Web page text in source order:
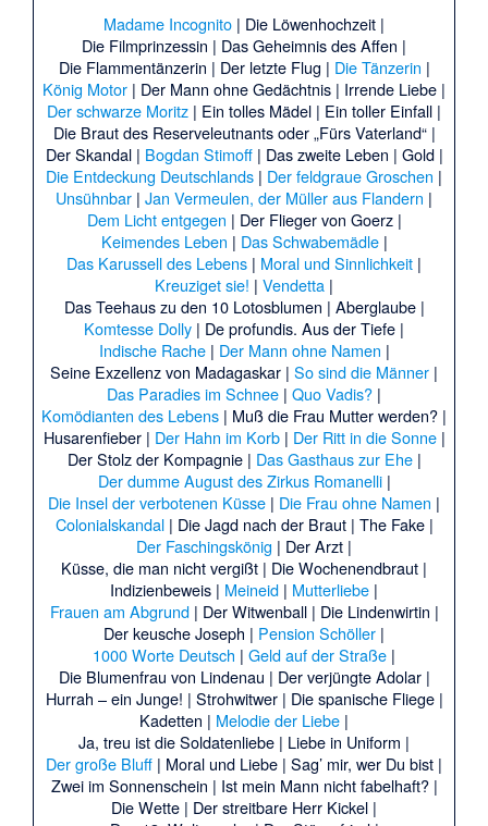
Madame Incognito | Die Löwenhochzeit |
Die Filmprinzessin | Das Geheimnis des Affen |
Die Flammentänzerin | Der letzte Flug | Die Tänzerin |
König Motor | Der Mann ohne Gedächtnis | Irrende Liebe |
Der schwarze Moritz | Ein tolles Mädel | Ein toller Einfall |
Die Braut des Reserveleutnants oder „Fürs Vaterland“|
Der Skandal| Bogdan Stimoff| Das zweite Leben | Gold|
Die Entdeckung Deutschlands | Der feldgraue Groschen |
Unsühnbar | Jan Vermeulen, der Müller aus Flandern |
Dem Licht entgegen | Der Flieger von Goerz|
Keimendes Leben | Das Schwabemädle|
Das Karussell des Lebens | Moral und Sinnlichkeit |
Kreuziget sie! | Vendetta |
Das Teehaus zu den 10 Lotosblumen | Aberglaube|
Komtesse Dolly | De profundis. Aus der Tiefe |
Indische Rache| Der Mann ohne Namen |
Seine Exzellenz von Madagaskar | So sind die Männer |
Das Paradies im Schnee | Quo Vadis? |
Komödianten des Lebens | Muß die Frau Mutter werden? |
Husarenfieber| Der Hahn im Korb| Der Ritt in die Sonne|
Der Stolz der Kompagnie| Das Gasthaus zur Ehe|
Der dumme August des Zirkus Romanelli|
Die Insel der verbotenen Küsse | Die Frau ohne Namen |
Colonialskandal| Die Jagd nach der Braut| The Fake|
Der Faschingskönig | Der Arzt |
Küsse, die man nicht vergißt | Die Wochenendbraut |
Indizienbeweis | Meineid | Mutterliebe |
Frauen am Abgrund| Der Witwenball| Die Lindenwirtin |
Der keusche Joseph | Pension Schöller |
1000 Worte Deutsch | Geld auf der Straße |
Die Blumenfrau von Lindenau | Der verjüngte Adolar|
Hurrah – ein Junge! | Strohwitwer| Die spanische Fliege|
Kadetten | Melodie der Liebe |
Ja, treu ist die Soldatenliebe | Liebe in Uniform |
Der große Bluff | Moral und Liebe | Sag’ mir, wer Du bist |
Zwei im Sonnenschein | Ist mein Mann nicht fabelhaft?|
Die Wette | Der streitbare Herr Kickel |